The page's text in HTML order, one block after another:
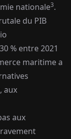
nationale3.
du PIB
% entre 2021
maritime a
aux
aux